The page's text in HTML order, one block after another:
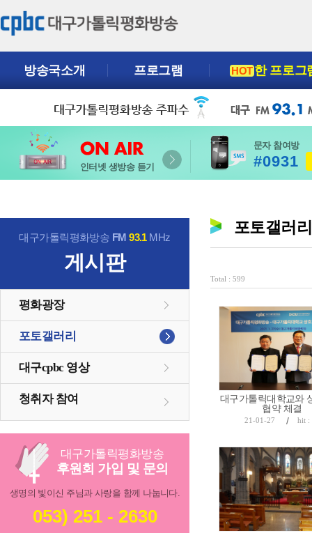
방송국소개 프로그램 HOT한 프로그
인터넷 생방송 듣기
문자 참여방
#0931
대구가톨릭평화방송 FM93.1MHz
게시판
평화광장
포토갤러리
대구cpbc 영상
청취자 참여
대구가톨릭평화방송
후원회 가입 및 문의
생명의 빛이신 주님과 사랑을 함께 나눕니다.
053) 251 - 2630
포토갤러리
Total : 599
대구가톨릭대학교와
협약 체결
21-01-27 / hit :